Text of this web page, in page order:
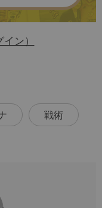
ン）
戦術